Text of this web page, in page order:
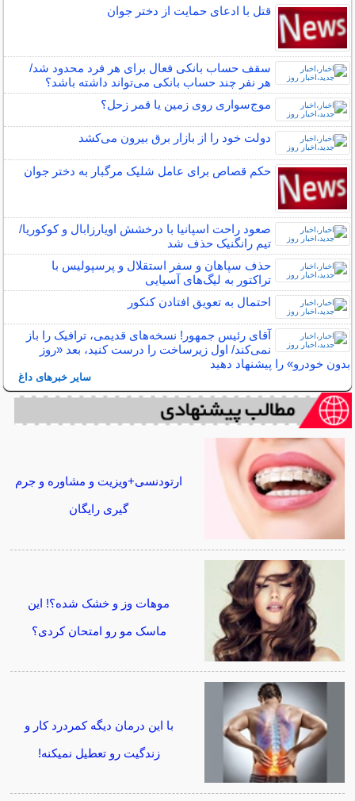
قتل با ادعای حمایت از دختر جوان
سقف حساب بانکی فعال برای هر فرد محدود شد/
هر نفر چند حساب بانکی می‌تواند داشته باشد؟
موج‌سواری روی زمین یا قمر زحل؟
دولت خود را از بازار برق بیرون می‌کشد
حکم قصاص برای عامل شلیک مرگبار به دختر جوان
صعود راحت اسپانیا با درخشش اویارزابال و کوکوریا/
تیم رانگنیک حذف شد
حذف سپاهان و سفر استقلال و پرسپولیس با
تراکتور به لیگ‌های آسیایی
احتمال به تعویق افتادن کنکور
آقای رئیس جمهور! نسخه‌های قدیمی، ترافیک را باز
نمی‌کند/ اول زیرساخت را درست کنید، بعد «روز
بدون خودرو» را پیشنهاد دهید
سایر خبرهای داغ
ارتودنسی+ویزیت و مشاوره و جرم
گیری رایگان
موهات وز و خشک شده؟! این
ماسک مو رو امتحان کردی؟
با این درمان دیگه کمردرد کار و
زندگیت رو تعطیل نمیکنه!